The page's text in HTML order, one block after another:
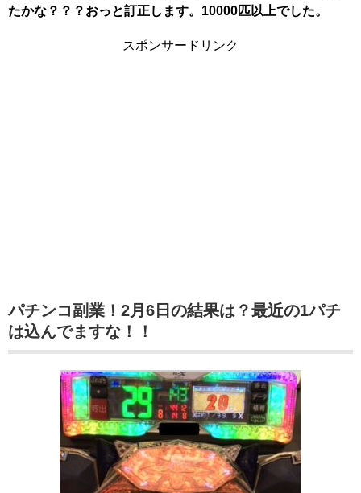
たかな？？？おっと訂正します。10000匹以上でした。
スポンサードリンク
パチンコ副業！2月6日の結果は？最近の1パチ
は込んでますな！！